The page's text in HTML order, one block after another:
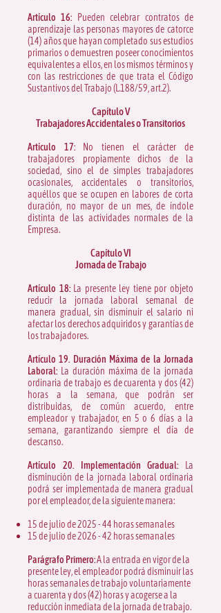
Artículo 16: Pueden celebrar contratos de
aprendizaje las personas mayores de catorce
(14) años que hayan completado sus estudios
primarios o demuestren poseer conocimientos
equivalentes a ellos, en los mismos términos y
con las restricciones de que trata el Código
Sustantivos del Trabajo (L.188/59, art.2).
Capítulo V
Trabajadores Accidentales o Transitorios
Artículo 17:No tienen el carácter de
trabajadores propiamente dichos de la
sociedad, sino el de simples trabajadores
ocasionales, accidentales o transitorios,
aquéllos que se ocupen en labores de corta
duración, no mayor de un mes, de índole
distinta de las actividades normales de la
Empresa.
Capítulo VI
Jornada de Trabajo
Artículo 18:La presente ley tiene por objeto
reducir la jornada laboral semanal de
manera gradual, sin disminuir el salario ni
afectar los derechos adquiridos y garantías de
los trabajadores.
Artículo 19. Duración Máxima de la Jornada
Laboral: La duración máxima de la jornada
ordinaria de trabajo es de cuarenta y dos (42)
horas a la semana, que podrán ser
distribuidas, de común acuerdo, entre
empleador y trabajador, en 5 o 6 días a la
semana, garantizando siempre el día de
descanso.
Artículo 20. Implementación Gradual: La
disminución de la jornada laboral ordinaria
podrá ser implementada de manera gradual
por el empleador, de la siguiente manera:
15 de julio de 2025 - 44 horas semanales
15 de julio de 2026 - 42 horas semanales
Parágrafo Primero:A la entrada en vigor de la
presente ley, el empleador podrá disminuir las
horas semanales de trabajo voluntariamente
a cuarenta y dos (42) horas y acogerse a la
reducción inmediata de la jornada de trabajo.